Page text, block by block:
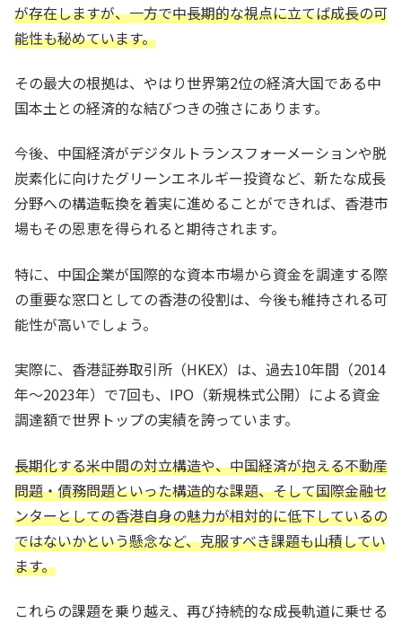
が存在しますが、一方で中長期的な視点に立てば成長の可
能性も秘めています。
その最大の根拠は、やはり世界第2位の経済大国である中
国本土との経済的な結びつきの強さにあります。
今後、中国経済がデジタルトランスフォーメーションや脱
炭素化に向けたグリーンエネルギー投資など、新たな成長
分野への構造転換を着実に進めることができれば、香港市
場もその恩恵を得られると期待されます。
特に、中国企業が国際的な資本市場から資金を調達する際
の重要な窓口としての香港の役割は、今後も維持される可
能性が高いでしょう。
実際に、香港証券取引所（HKEX）は、過去10年間（2014
年～2023年）で7回も、IPO（新規株式公開）による資金
調達額で世界トップの実績を誇っています。
長期化する米中間の対立構造や、中国経済が抱える不動産
問題・債務問題といった構造的な課題、そして国際金融セ
ンターとしての香港自身の魅力が相対的に低下しているの
ではないかという懸念など、克服すべき課題も山積してい
ます。
これらの課題を乗り越え、再び持続的な成長軌道に乗せる